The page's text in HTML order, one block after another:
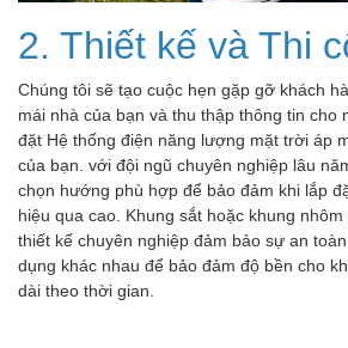
2. Thiết kế và Thi
Chúng tôi sẽ tạo cuộc hẹn gặp gỡ khách
mái nhà của bạn và thu thập thông tin cho
đặt Hệ thống điện năng lượng mặt trời áp
của bạn. với đội ngũ chuyên nghiệp lâu
chọn hướng phù hợp để bảo đảm khi lắp
hiệu qua cao. Khung sắt hoặc khung
thiết kế chuyên nghiệp đảm bảo sự an
dụng khác nhau để bảo đảm độ bền cho
dài theo thời gian.